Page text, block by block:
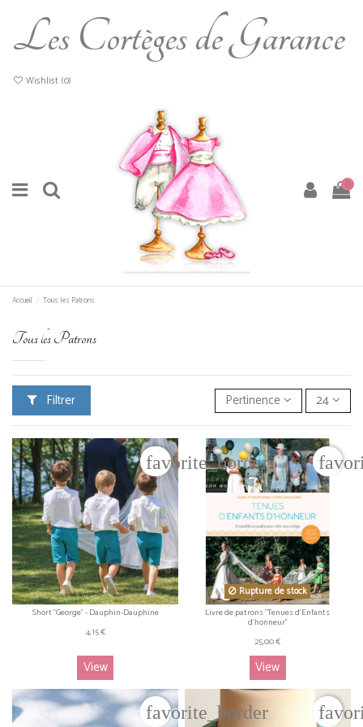
Les Cortèges de Garance
Wishlist (0)
0
Accueil Tous les Patrons
Tous les Patrons
Filtrer Pertinence 24
favorite_border
Short "George" - Dauphin-Dauphine
4,15 €
View
Rupture de stock
Livre de patrons "Tenues d'Enfants
d'honneur"
25,00 €
View
favorite_border